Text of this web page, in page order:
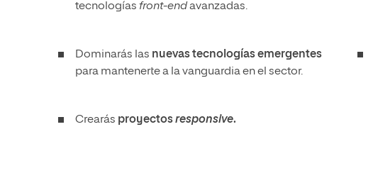
tecnologías front-endavanzadas.
Dominarás las nuevas tecnologías emergentes
para mantenerte a la vanguardia en el sector.
Crearás proyectosresponsive.